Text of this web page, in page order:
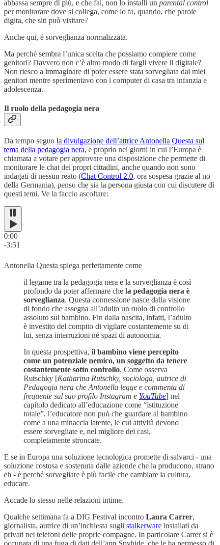
abbassa sempre di più, e che fai, non lo installi un parental control
per monitorare dove si collega, come lo fa, quando, che parole
digita, che siti può visitare?
Anche qui, è sorveglianza normalizzata.
Ma perché sembra l’unica scelta che possiamo compiere come
genitori? Davvero non c’è altro modo di fargli vivere il digitale?
Non riesco a immaginare di poter essere stata sorvegliata dai miei
genitori mentre sperimentavo con i computer di casa tra infanzia e
adolescenza.
Il ruolo della pedagogia nera
Da tempo seguo la divulgazione dell’attrice Antonella Questa sul
tema della pedagogia nera, e proprio nei giorni in cui l’Europa è
chiamata a votare per approvare una disposizione che permette di
monitorare le chat dei propri cittadini, anche quando non sono
indagati di nessun reato (Chat Control 2.0, ora sospesa grazie al no
della Germania), penso che sia la persona giusta con cui discutere di
questi temi. Ve la faccio ascoltare:
0:00
-3:51
Antonella Questa spiega perfettamente come
il legame tra la pedagogia nera e la sorveglianza è così
profondo da poter affermare che la pedagogia nera è
sorveglianza. Questa connessione nasce dalla visione
di fondo che assegna all’adulto un ruolo di controllo
assoluto sul bambino. Fin dalla nascita, infatti, l’adulto
è investito del compito di vigilare costantemente su di
lui, senza interruzioni né spazi di autonomia.
In questa prospettiva, il bambino viene percepito
come un potenziale nemico, un soggetto da tenere
costantemente sotto controllo. Come osserva
Rutschky [Katharina Rutschky, sociologa, autrice di
Pedagogia nera che Antonella legge e commenta di
frequente sul suo profilo Instagram e YouTube] nel
capitolo dedicato all’educazione come “istituzione
totale”, l’educatore non può che guardare al bambino
come a una minaccia latente, le cui attività devono
essere sorvegliate e, nel migliore dei casi,
completamente stroncate.
E se in Europa una soluzione tecnologica promette di salvarci - una
soluzione costosa e sostenuta dalle aziende che la producono, strano
eh - è perché sorvegliare è più facile che cambiare la cultura,
educare.
Accade lo stesso nelle relazioni intime.
Qualche settimana fa a DIG Festival incontro Laura Carrer,
giornalista, autrice di un’inchiesta sugli stalkerware installati da
privati nei telefoni delle proprie compagne. In particolare Carrer si è
occupata di una fuga di dati dell’app Spyhide, che le ha permesso di